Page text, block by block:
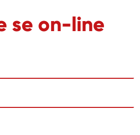
se on-line